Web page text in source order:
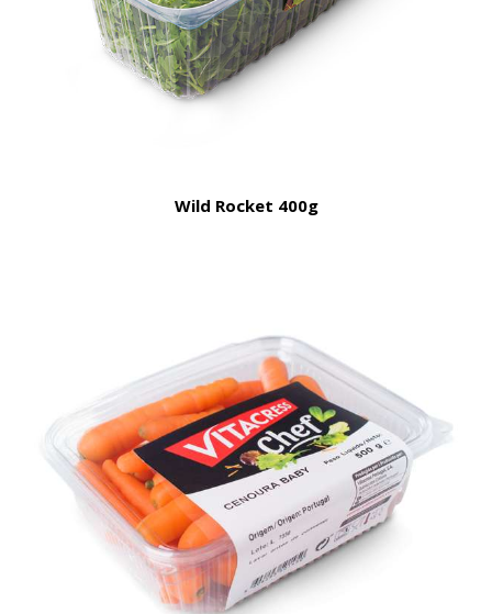
Wild Rocket 400g